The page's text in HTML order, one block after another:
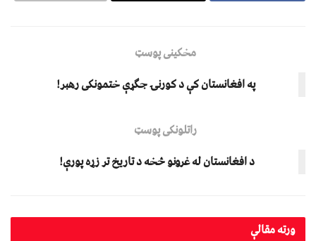
مخکینی پوسټ
په افغانستان کې د کورنۍ جګړې ختمونکی رهبر!
راتلونکی پوسټ
د افغانستان له غرونو څخه د تاریخ تر زړه پورې!
ورتهمقالې